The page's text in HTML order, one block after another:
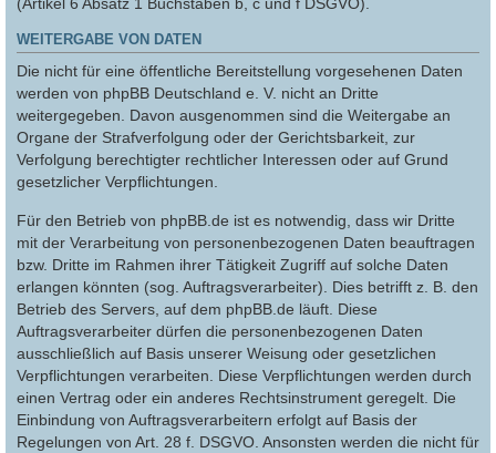
(Artikel 6 Absatz 1 Buchstaben b, c und f DSGVO).
WEITERGABE VON DATEN
Die nicht für eine öffentliche Bereitstellung vorgesehenen Daten
werden von phpBB Deutschland e. V. nicht an Dritte
weitergegeben. Davon ausgenommen sind die Weitergabe an
Organe der Strafverfolgung oder der Gerichtsbarkeit, zur
Verfolgung berechtigter rechtlicher Interessen oder auf Grund
gesetzlicher Verpflichtungen.
Für den Betrieb von phpBB.de ist es notwendig, dass wir Dritte
mit der Verarbeitung von personenbezogenen Daten beauftragen
bzw. Dritte im Rahmen ihrer Tätigkeit Zugriff auf solche Daten
erlangen könnten (sog. Auftragsverarbeiter). Dies betrifft z. B. den
Betrieb des Servers, auf dem phpBB.de läuft. Diese
Auftragsverarbeiter dürfen die personenbezogenen Daten
ausschließlich auf Basis unserer Weisung oder gesetzlichen
Verpflichtungen verarbeiten. Diese Verpflichtungen werden durch
einen Vertrag oder ein anderes Rechtsinstrument geregelt. Die
Einbindung von Auftragsverarbeitern erfolgt auf Basis der
Regelungen von Art. 28 f. DSGVO. Ansonsten werden die nicht für